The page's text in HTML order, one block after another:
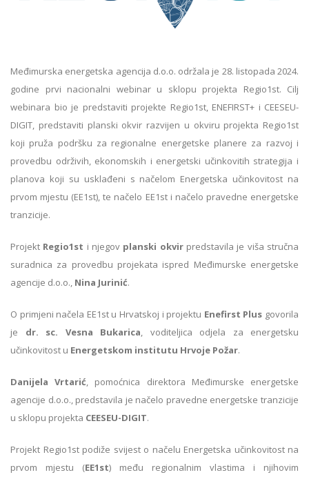
Međimurska energetska agencija d.o.o. održala je 28. listopada 2024.
godine prvi nacionalni webinar u sklopu projekta Regio1st. Cilj
webinara bio je predstaviti projekte Regio1st, ENEFIRST+ i CEESEU-
DIGIT, predstaviti planski okvir razvijen u okviru projekta Regio1st
koji pruža podršku za regionalne energetske planere za razvoj i
provedbu održivih, ekonomskih i energetski učinkovitih strategija i
planova koji su usklađeni s načelom Energetska učinkovitost na
prvom mjestu (EE1st), te načelo EE1st i načelo pravedne energetske
tranzicije.
Projekt Regio1st i njegov planski okvirpredstavila je viša stručna
suradnica za provedbu projekata ispred Međimurske energetske
agencije d.o.o., Nina Jurinić.
O primjeni načela EE1st u Hrvatskoj i projektu Enefirst Plus govorila
je dr. sc. Vesna Bukarica, voditeljica odjela za energetsku
učinkovitost u Energetskom institutu Hrvoje Požar.
Danijela Vrtarić, pomoćnica direktora Međimurske energetske
agencije d.o.o., predstavila je načelo pravedne energetske tranzicije
u sklopu projekta CEESEU-DIGIT.
Projekt Regio1st podiže svijest o načelu Energetska učinkovitost na
prvom mjestu (EE1st) među regionalnim vlastima i njihovim